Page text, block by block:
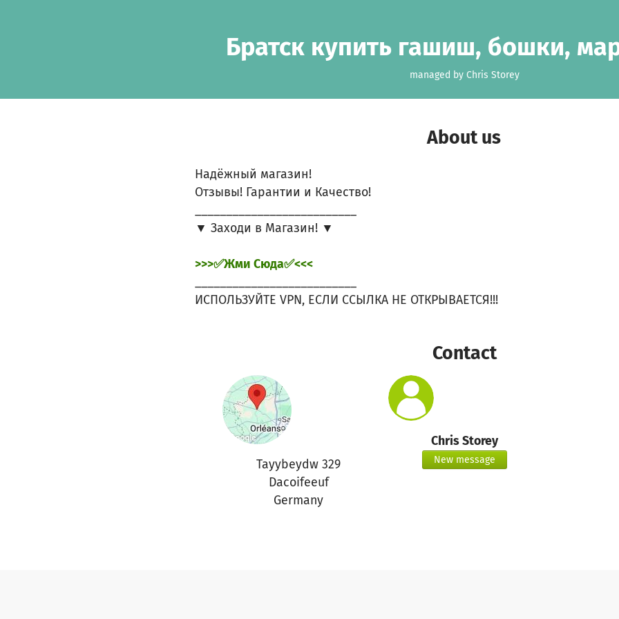
Братск купить гашиш, бошки,
managed by Chris Storey
About us
Надёжный магазин!
Отзывы! Гарантии и Качество!
▼ Заходи в Магазин! ▼
>>>✅Жми Сюда✅<<<
ИСПОЛЬЗУЙТЕ VPN, ЕСЛИ ССЫЛКА НЕ ОТКРЫВАЕТСЯ!!!
Contact
Tayybeydw 329
Dacoifeeuf
Germany
Chris Storey
New message